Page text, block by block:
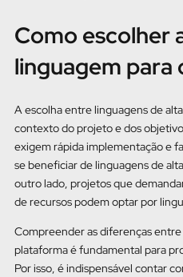
Como escolher
linguagem para
A escolha entre linguagens de
contexto do projeto e dos
exigem rápida implementação e
se beneficiar de linguagens de
outro lado, projetos que
de recursos podem optar por
Compreender as diferenças
plataforma é fundamental para
Por isso, é indispensável contar